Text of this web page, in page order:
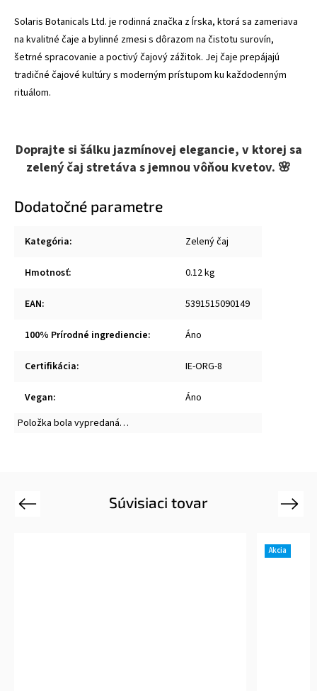
Solaris Botanicals Ltd. je rodinná značka z Írska, ktorá sa zameriava
na kvalitné čaje a bylinné zmesi s dôrazom na čistotu surovín,
šetrné spracovanie a poctivý čajový zážitok. Jej čaje prepájajú
tradičné čajové kultúry s moderným prístupom ku každodenným
rituálom.
Doprajte si šálku jazmínovej elegancie, v ktorej sa
zelený čaj stretáva s jemnou vôňou kvetov. 🌸
Dodatočné parametre
Kategória: Zelený čaj
Hmotnosť: 0.12 kg
EAN: 5391515090149
100% Prírodné ingrediencie: Áno
Certifikácia: IE-ORG-8
Vegan:
Áno
Položka bola vypredaná…
Súvisiaci tovar
Previous
Akcia
Next